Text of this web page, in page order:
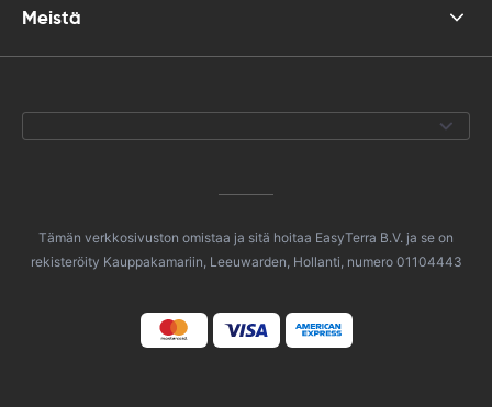
Meistä
Tämän verkkosivuston omistaa ja sitä hoitaa EasyTerra B.V. ja se on
rekisteröity Kauppakamariin, Leeuwarden, Hollanti, numero 01104443